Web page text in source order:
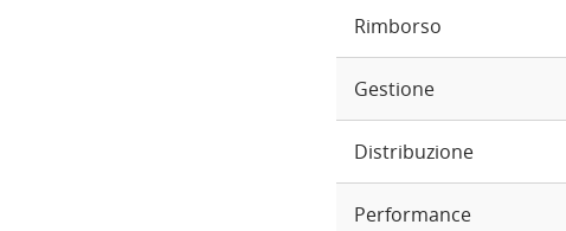
Rimborso
Gestione
Distribuzione
Performance